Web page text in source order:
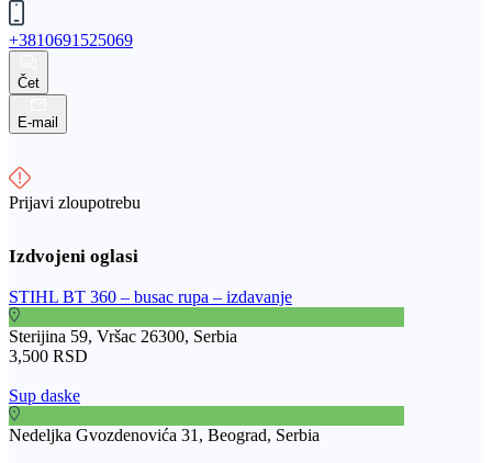
+3810691525069
Čet
E-mail
Prijavi zloupotrebu
STIHL BT 360 – busac rupa – izdavanje
Sterijina 59, Vršac 26300, Serbia
3,500 RSD
Sup daske
Nedeljka Gvozdenovića 31, Beograd, Serbia